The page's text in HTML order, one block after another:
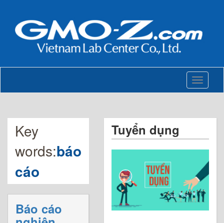
Toggle
Key
words:báo
cáo
Báo cáo
Tuyển dụng